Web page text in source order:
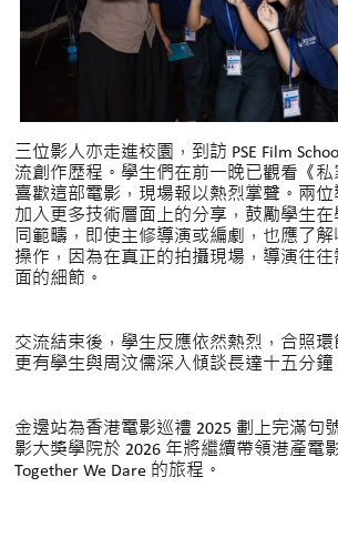
三位影人亦走進校園，到訪 PSE Film
流創作歷程。學生們在前一晚已觀看《
喜歡這部電影，現場報以熱烈掌聲。兩
加入更多技術層面上的分享，鼓勵學生
同範疇，即使主修導演或編劇，也應了
操作，因為在真正的拍攝現場，導演往往
面的細節。
交流結束後，學生反應依然熱烈，合照環
更有學生與周汶儒深入傾談長達十五分鐘
金邊站為香港電影巡禮 2025 劃上完滿句
影大獎學院於 2026 年將繼續帶領港產電
Together We Dare 的旅程。